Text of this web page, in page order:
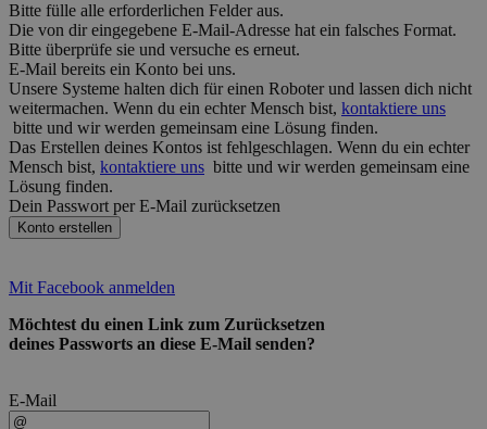
Bitte fülle alle erforderlichen Felder aus.
Die von dir eingegebene E-Mail-Adresse hat ein falsches Format.
Bitte überprüfe sie und versuche es erneut.
E-Mail bereits ein Konto bei uns.
Unsere Systeme halten dich für einen Roboter und lassen dich nicht
weitermachen. Wenn du ein echter Mensch bist, kontaktiere uns
bitte und wir werden gemeinsam eine Lösung finden.
Das Erstellen deines Kontos ist fehlgeschlagen. Wenn du ein echter
Mensch bist, kontaktiere uns bitte und wir werden gemeinsam eine
Lösung finden.
Dein Passwort per E-Mail zurücksetzen
Konto erstellen
Mit Facebook anmelden
Möchtest du einen Link zum Zurücksetzen
deines Passworts an diese E-Mail senden?
E-Mail